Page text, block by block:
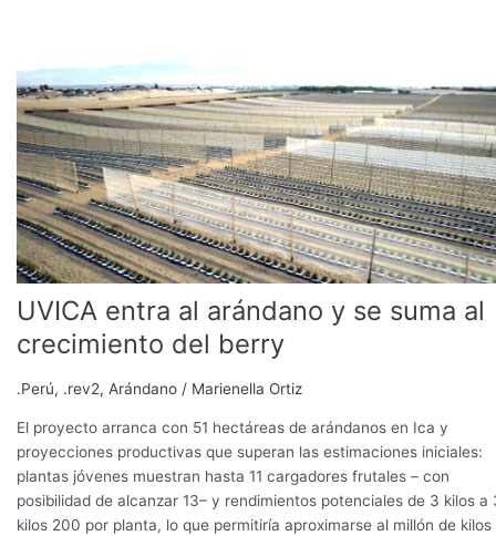
UVICA entra al arándano y se suma al
crecimiento del berry
.Perú, .rev2, Arándano / Marienella Ortiz
El proyecto arranca con 51 hectáreas de arándanos en Ica y
proyecciones productivas que superan las estimaciones iniciales:
plantas jóvenes muestran hasta 11 cargadores frutales – con
posibilidad de alcanzar 13– y rendimientos potenciales de 3 kilos a
kilos 200 por planta, lo que permitiría aproximarse al millón de kilos
se
suma
al
crecimiento
del
berry